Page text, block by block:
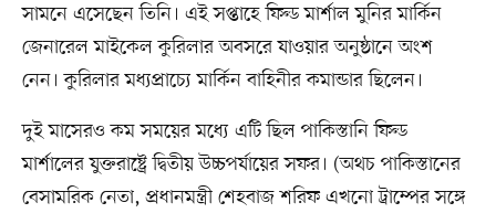
সামনে এসেছেন তিনি। এই সপ্তাহে ফিল্ড মার্শাল মুনির মার্কিন
জেনারেল মাইকেল কুরিলার অবসরে যাওয়ার অনুষ্ঠানে অংশ
নেন। কুরিলার মধ্যপ্রাচ্যে মার্কিন বাহিনীর কমান্ডার ছিলেন।
দুই মাসেরও কম সময়ের মধ্যে এটি ছিল পাকিস্তানি ফিল্ড
মার্শালের যুক্তরাষ্ট্রে দ্বিতীয় উচ্চপর্যায়ের সফর। (অথচ পাকিস্তানের
বেসামরিক নেতা, প্রধানমন্ত্রী শেহবাজ শরিফ এখনো ট্রাম্পের সঙ্গে